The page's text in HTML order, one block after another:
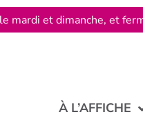
À L’AFFICHE
mardi et dimanche, et